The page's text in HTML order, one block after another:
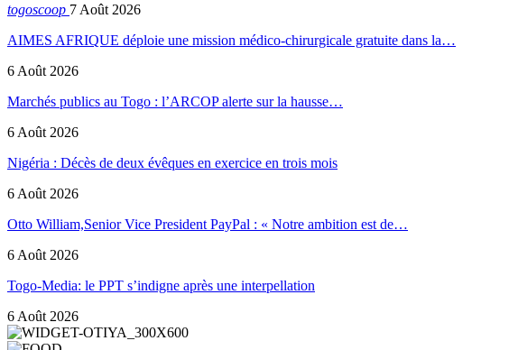
togoscoop 7 Août 2026
AIMES AFRIQUE déploie une mission médico-chirurgicale gratuite dans la…
6 Août 2026
Marchés publics au Togo : l’ARCOP alerte sur la hausse…
6 Août 2026
Nigéria : Décès de deux évêques en exercice en trois mois
6 Août 2026
Otto William,Senior Vice President PayPal : « Notre ambition est de…
6 Août 2026
Togo-Media: le PPT s’indigne après une interpellation
6 Août 2026